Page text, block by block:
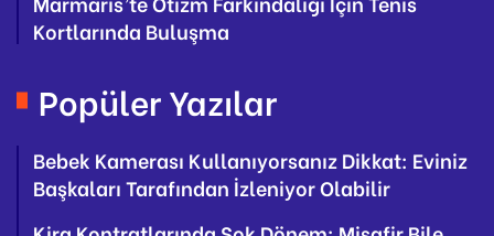
Kortlarında Buluşma
Popüler Yazılar
Bebek Kamerası Kullanıyorsanız Dikkat: Eviniz
Başkaları Tarafından İzleniyor Olabilir